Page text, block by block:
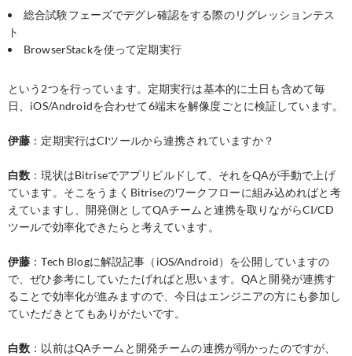
総合試験フェーズでデグレ確認をする際のリグレッションテス
ト
BrowserStackを使って定期実行
という2つを行っています。定期実行は基本的に土日も含めて毎
日、iOS/Androidを合わせて6端末を解像度ごとに検証しています。
伊藤 ：定期実行はCIツールから連携されていますか？
白数 ：現状はBitriseでアプリビルドして、それをQAが手動で上げ
ています。そこをうまくBitriseのワークフローに組み込めればと考
えていますし、開発側としてQAチームと連携を取りながらCI/CD
ツールで効率化できたらと考えています。
伊藤 ：Tech Blogに解説記事（iOS/Android）を公開していますの
で、ぜひ参考にしていたたげればと思います。QAと開発が連携す
ることで効率化が進みますので、今日はエンジニアの方にも参加し
ていただきとてもありがたいです。
白数 ：以前はQAチームと開発チームの連携が弱かったのですが、